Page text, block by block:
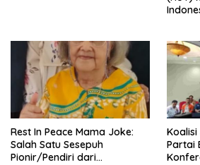
Tema:
KBI
Rest In Peace Mama Joke:
Salah Satu Sesepuh
Pionir/Pendiri dari
Partai